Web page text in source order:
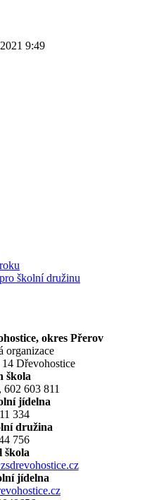
9:49
školní družinu
okres Přerov
organizace
Dřevohostice
škola
602 603 811
jídelna
334
družina
756
škola
jídelna